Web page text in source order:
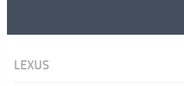
LEXUS